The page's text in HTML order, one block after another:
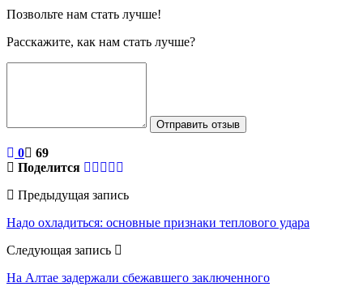
Позвольте нам стать лучше!
Расскажите, как нам стать лучше?
Отправить отзыв
0
69
Поделится
Предыдущая запись
Надо охладиться: основные признаки теплового удара
Следующая запись
На Алтае задержали сбежавшего заключенного